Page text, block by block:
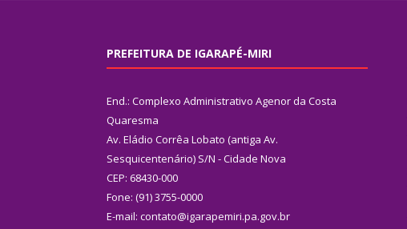
PREFEITURA DE IGARAPÉ-MIRI
End.: Complexo Administrativo Agenor da Costa
Quaresma
Av. Eládio Corrêa Lobato (antiga Av.
Sesquicentenário) S/N - Cidade Nova
CEP: 68430-000
Fone: (91) 3755-0000
E-mail: contato@igarapemiri.pa.gov.br